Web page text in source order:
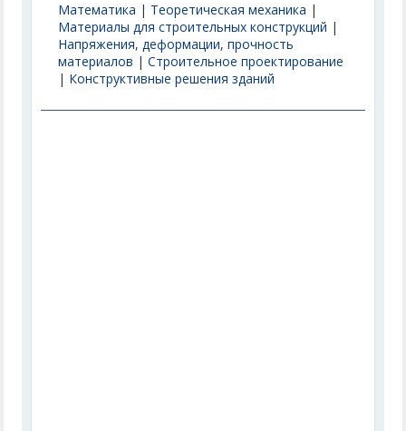
Математика | Теоретическая механика |
Материалы для строительных конструкций |
Напряжения, деформации, прочность
материалов |Строительное проектирование
| Конструктивные решения зданий